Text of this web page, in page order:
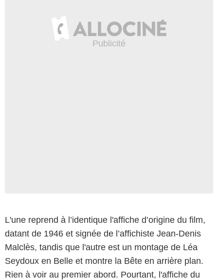
L'une reprend à l’identique l'affiche d’origine du film,
datant de 1946 et signée de l’affichiste Jean-Denis
Malclès, tandis que l'autre est un montage de Léa
Seydoux en Belle et montre la Bête en arrière plan.
Rien à voir au premier abord. Pourtant, l'affiche du